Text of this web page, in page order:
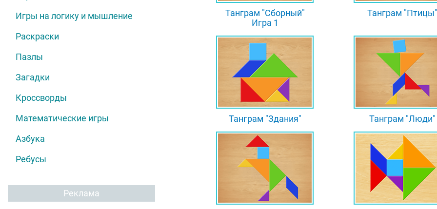
Игры на логику и мышление
Раскраски
Пазлы
Загадки
Кроссворды
Математические игры
Азбука
Ребусы
Реклама
Танграм "Сборный"
Игра 1
Танграм "Птицы"
Танграм "Здания" Танграм "Люди"